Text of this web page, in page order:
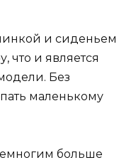
и сиденьем
что и является
Без
маленькому
больше